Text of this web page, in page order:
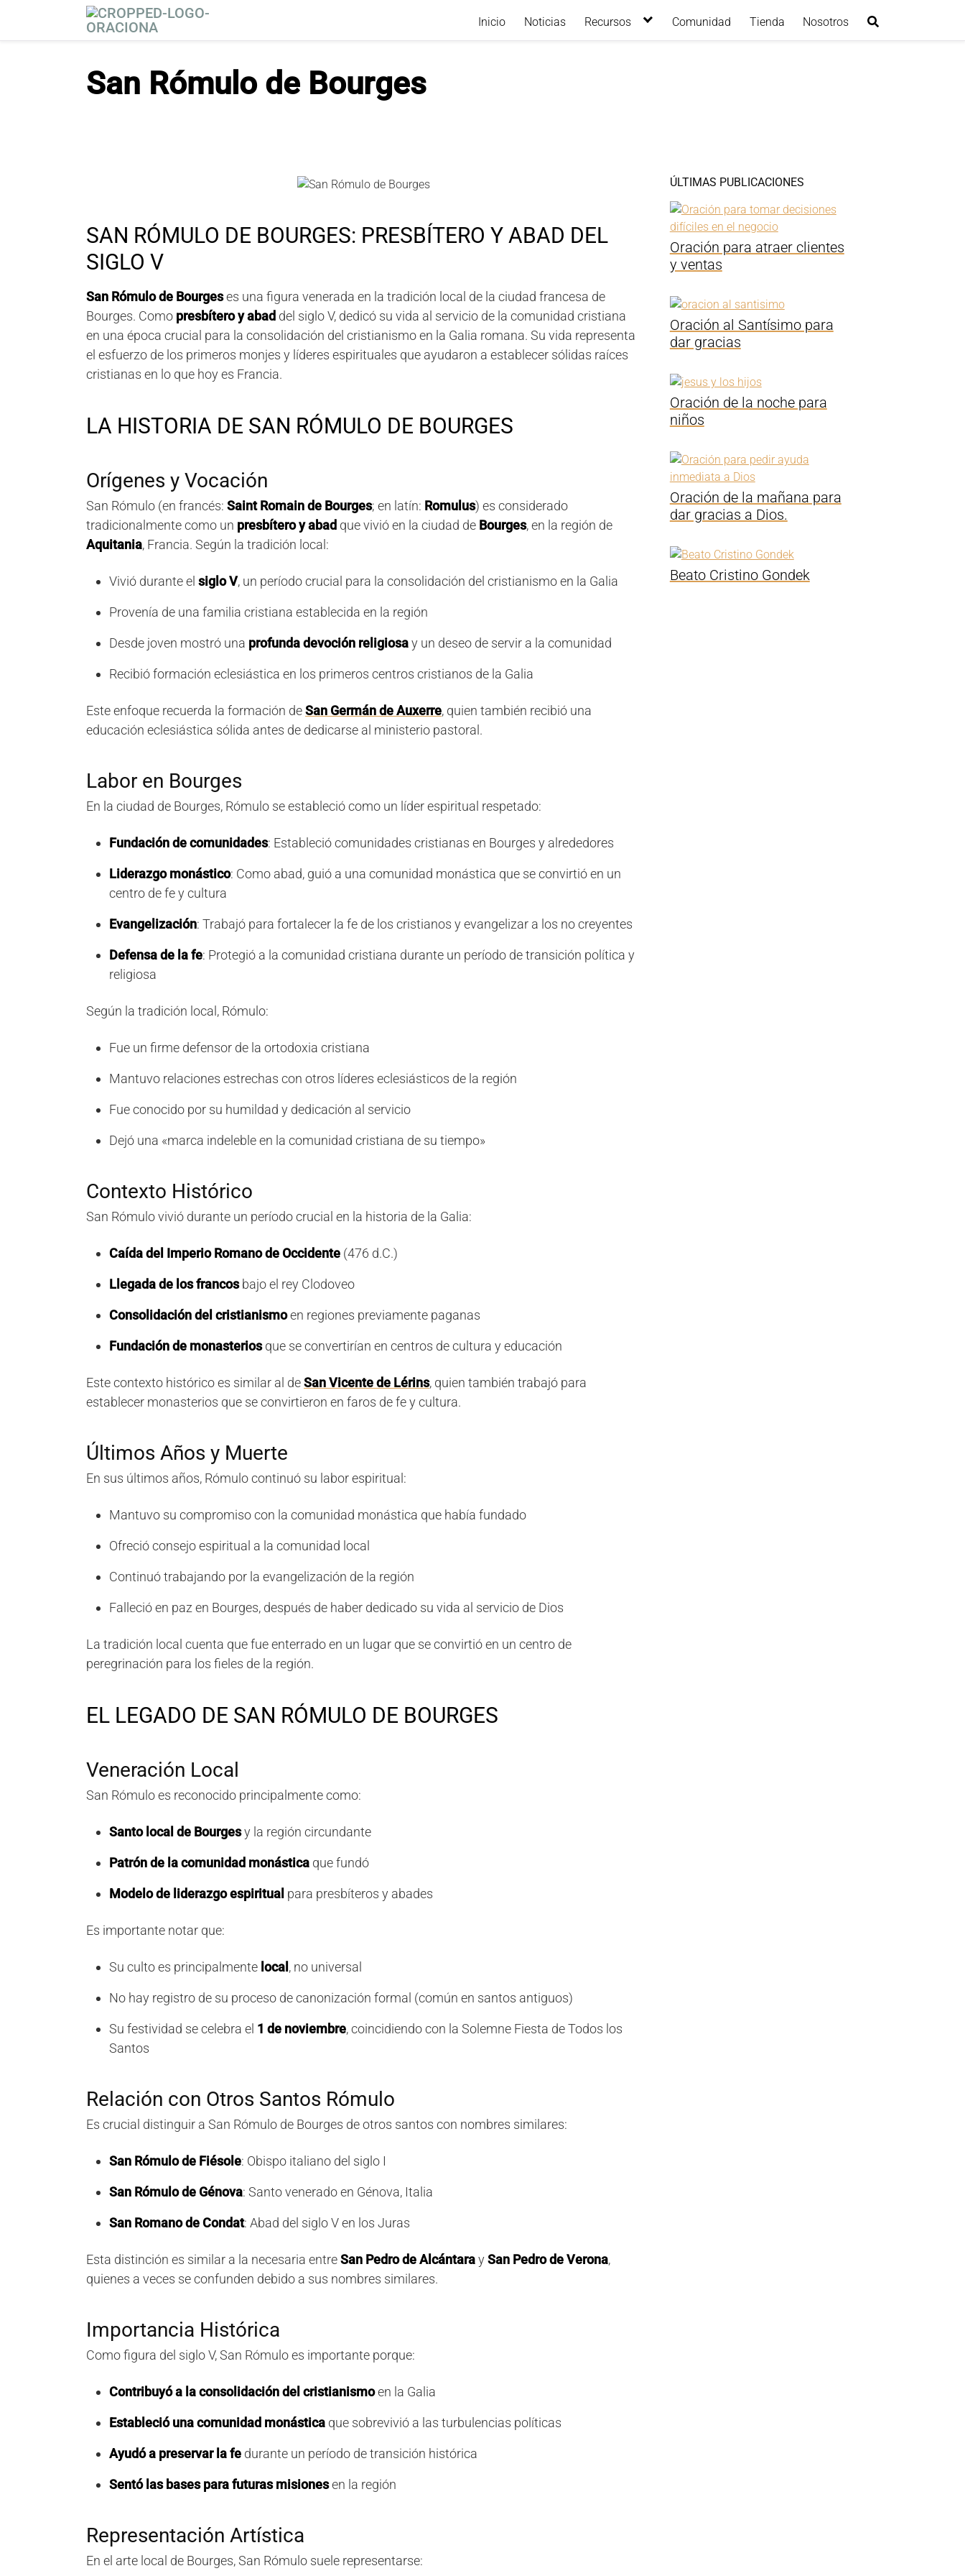
l
Inicio Noticias Recursos Comunidad Tienda Nosotros
San Rómulo de Bourges
SAN RÓMULO DE BOURGES: PRESBÍTERO Y ABAD DEL
SIGLO V
San Rómulo de Bourgeses una figura venerada en la tradición local de la ciudad francesa de
Bourges. Como presbítero y abad del siglo V, dedicó su vida al servicio de la comunidad cristiana
en una época crucial para la consolidación del cristianismo en la Galia romana. Su vida representa
el esfuerzo de los primeros monjes y líderes espirituales que ayudaron a establecer sólidas raíces
cristianas en lo que hoy es Francia.
LA HISTORIA DE SAN RÓMULO DE BOURGES
Orígenes y Vocación
San Rómulo (en francés: Saint Romain de Bourges; en latín: Romulus) es considerado
tradicionalmente como un presbítero y abad que vivió en la ciudad de Bourges, en la región de
Aquitania, Francia. Según la tradición local:
Vivió durante el siglo V, un período crucial para la consolidación del cristianismo en la Galia
Provenía de una familia cristiana establecida en la región
Desde joven mostró una profunda devoción religiosay un deseo de servir a la comunidad
Recibió formación eclesiástica en los primeros centros cristianos de la Galia
Este enfoque recuerda la formación deSan Germán de Auxerre, quien también recibió una
educación eclesiástica sólida antes de dedicarse al ministerio pastoral.
Labor en Bourges
En la ciudad de Bourges, Rómulo se estableció como un líder espiritual respetado:
Fundación de comunidades: Estableció comunidades cristianas en Bourges y alrededores
Liderazgo monástico: Como abad, guió a una comunidad monástica que se convirtió en un
centro de fe y cultura
Evangelización: Trabajó para fortalecer la fe de los cristianos y evangelizar a los no creyentes
Defensa de la fe: Protegió a la comunidad cristiana durante un período de transición política y
religiosa
Según la tradición local, Rómulo:
Fue un firme defensor de la ortodoxia cristiana
Mantuvo relaciones estrechas con otros líderes eclesiásticos de la región
Fue conocido por su humildad y dedicación al servicio
Dejó una «marca indeleble en la comunidad cristiana de su tiempo»
Contexto Histórico
San Rómulo vivió durante un período crucial en la historia de la Galia:
Caída del Imperio Romano de Occidente (476 d.C.)
Llegada de los francosbajo el rey Clodoveo
Consolidación del cristianismoen regiones previamente paganas
Fundación de monasteriosque se convertirían en centros de cultura y educación
Este contexto histórico es similar al deSan Vicente de Lérins, quien también trabajó para
establecer monasterios que se convirtieron en faros de fe y cultura.
Últimos Años y Muerte
En sus últimos años, Rómulo continuó su labor espiritual:
Mantuvo su compromiso con la comunidad monástica que había fundado
Ofreció consejo espiritual a la comunidad local
Continuó trabajando por la evangelización de la región
Falleció en paz en Bourges, después de haber dedicado su vida al servicio de Dios
La tradición local cuenta que fue enterrado en un lugar que se convirtió en un centro de
peregrinación para los fieles de la región.
EL LEGADO DE SAN RÓMULO DE BOURGES
Veneración Local
San Rómulo es reconocido principalmente como:
Santo local de Bourgesy la región circundante
Patrón de la comunidad monástica que fundó
Modelo de liderazgo espiritual para presbíteros y abades
Es importante notar que:
Su culto es principalmente local, no universal
No hay registro de su proceso de canonización formal (común en santos antiguos)
Su festividad se celebra el 1 de noviembre, coincidiendo con la Solemne Fiesta de Todos los
Santos
Relación con Otros Santos Rómulo
Es crucial distinguir a San Rómulo de Bourges de otros santos con nombres similares:
San Rómulo de Fiésole: Obispo italiano del siglo I
San Rómulo de Génova: Santo venerado en Génova, Italia
San Romano de Condat: Abad del siglo V en los Juras
Esta distinción es similar a la necesaria entreSan Pedro de AlcántaraySan Pedro de Verona,
quienes a veces se confunden debido a sus nombres similares.
Importancia Histórica
Como figura del siglo V, San Rómulo es importante porque:
Contribuyó a la consolidación del cristianismoen la Galia
Estableció una comunidad monástica que sobrevivió a las turbulencias políticas
Ayudó a preservar la fe durante un período de transición histórica
Sentó las bases para futuras misionesen la región
Representación Artística
En el arte local de Bourges, San Rómulo suele representarse:
ÚLTIMAS PUBLICACIONES
Oración para atraer clientes
y ventas
Oración al Santísimo para
dar gracias
Oración de la noche para
niños
Oración de la mañana para
dar gracias a Dios.
Beato Cristino Gondek